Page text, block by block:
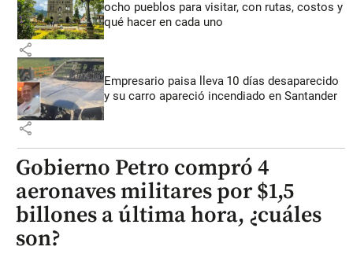
ocho pueblos para visitar, con rutas, costos y
qué hacer en cada uno
share
Empresario paisa lleva 10 días desaparecido
y su carro apareció incendiado en Santander
share
Gobierno Petro compró 4
aeronaves militares por $1,5
billones a última hora, ¿cuáles
son?